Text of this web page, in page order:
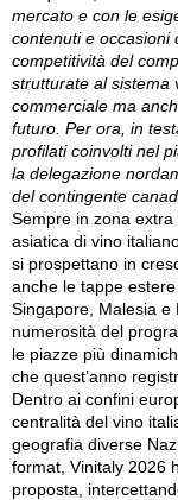
mercato e con le
contenuti e occasioni
competitività del
strutturate al sistema
commerciale ma
futuro. Per ora, in
profilati coinvolti nel
la delegazione
del contingente
Sempre in zona extra
asiatica di vino
si prospettano in
anche le tappe
Singapore, Malesia e
numerosità del
le piazze più
che quest’anno
Dentro ai confini
centralità del vino
geografia diverse
format, Vinitaly 2026
proposta,